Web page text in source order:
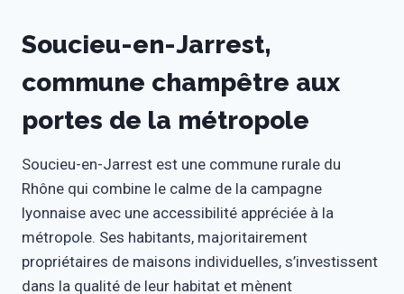
Soucieu-en-Jarrest,
commune champêtre aux
portes de la métropole
Soucieu-en-Jarrest est une commune rurale du
Rhône qui combine le calme de la campagne
lyonnaise avec une accessibilité appréciée à la
métropole. Ses habitants, majoritairement
propriétaires de maisons individuelles, s’investissent
dans la qualité de leur habitat et mènent